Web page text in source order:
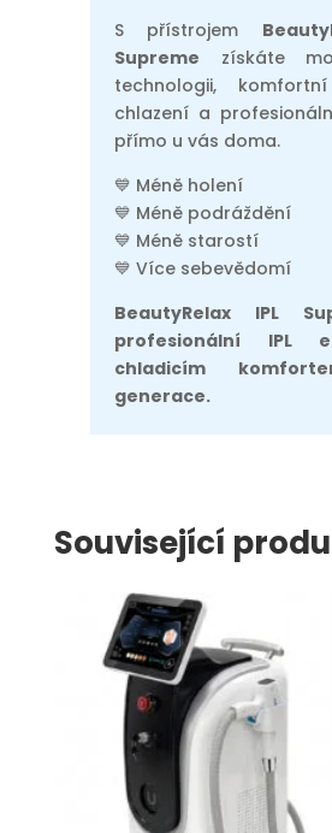
S přístrojem
Supreme získáte
technologii,
chlazení a
přímo u vás doma.
💙 Méně holení
💙 Méně podráždění
💙 Méně starostí
💙 Více sebevědomí
BeautyRelax IPL
profesionální IPL
chladicím
generace.
Související